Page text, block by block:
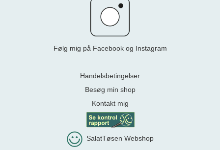
Følg mig på Facebook og Instagram
Handelsbetingelser
Besøg min shop
Kontakt mig
SalatTøsen Webshop